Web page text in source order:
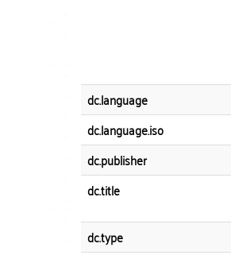
dc.language
dc.language.iso
dc.publisher
dc.title
dc.type